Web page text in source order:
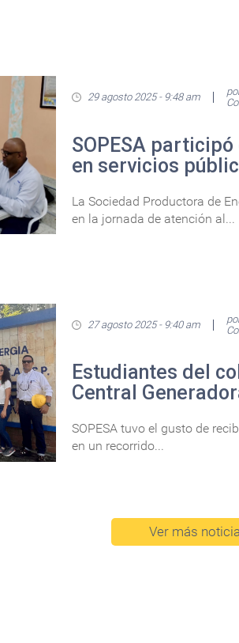
29 agosto 2025 - 9:48 am
SOPESA
en servicios
La Sociedad Productora de
en la jornada de atención al...
27 agosto 2025 - 9:40 am
Estudiantes del
Central
SOPESA tuvo el gusto de
en un recorrido...
Ver más